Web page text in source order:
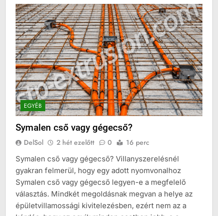
EGYÉB
Symalen cső vagy gégecső?
DelSol 2 hét ezelőtt 0 16 perc
Symalen cső vagy gégecső? Villanyszerelésnél
gyakran felmerül, hogy egy adott nyomvonalhoz
Symalen cső vagy gégecső legyen-e a megfelelő
választás. Mindkét megoldásnak megvan a helye az
épületvillamossági kivitelezésben, ezért nem az a